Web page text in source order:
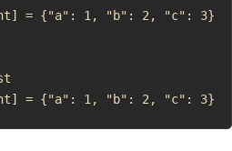
= {"a": 1, "b": 2, "c": 3}